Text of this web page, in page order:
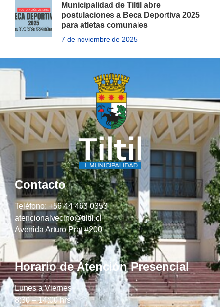
Municipalidad de Tiltil abre
postulaciones a Beca Deportiva 2025
para atletas comunales
7 de noviembre de 2025
Contacto
Teléfono: +56 44 463 0353
atencionalvecino@tiltil.cl
Avenida Arturo Prat #200
Horario de Atención Presencial
Lunes a Viernes
8:30 – 14:00 hrs